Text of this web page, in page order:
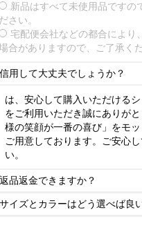
新品はすべて未使用品ですの
ださい。
宅配便会社などの都合により
合がありますので、ご了承くだ
信用して大丈夫でしょうか？
は、安心して購入いただける
をご利用いただき誠にありが
様の笑顔が一番の喜び」をモ
ご用意しております。ご安心
い。
返品返金できますか？
サイズとカラーはどう選べば良